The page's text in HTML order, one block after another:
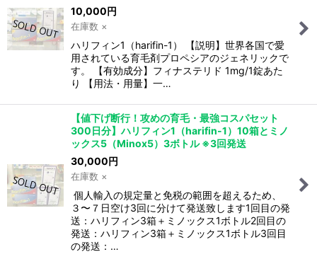
10,000円
在庫数 ×
ハリフィン1（harifin-1） 【説明】世界各国で愛
用されている育毛剤プロペシアのジェネリックで
す。 【有効成分】フィナステリド 1mg/1錠あた
り 【用法・用量】一…
【値下げ断行！攻めの育毛・最強コスパセット
300日分】ハリフィン1（harifin-1）10箱とミノ
ックス5（Minox5）3ボトル ※3回発送
30,000円
在庫数 ×
個人輸入の規定量と免税の範囲を超えるため、
３〜７日空け3回に分けて発送致します1回目の発
送：ハリフィン3箱＋ミノックス1ボトル2回目の
発送：ハリフィン3箱＋ミノックス1ボトル3回目
の発送：…